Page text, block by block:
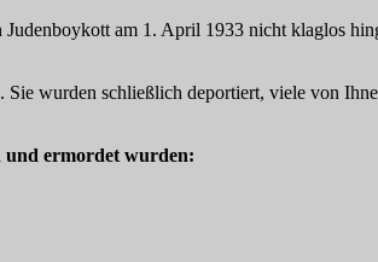
am 1. April 1933 nicht klaglos
wurden schließlich deportiert, viele von
und ermordet wurden: